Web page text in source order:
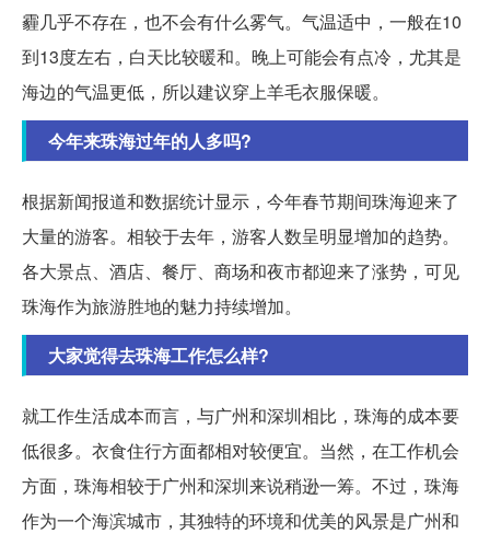
霾几乎不存在，也不会有什么雾气。气温适中，一般在10
到13度左右，白天比较暖和。晚上可能会有点冷，尤其是
海边的气温更低，所以建议穿上羊毛衣服保暖。
今年来珠海过年的人多吗?
根据新闻报道和数据统计显示，今年春节期间珠海迎来了
大量的游客。相较于去年，游客人数呈明显增加的趋势。
各大景点、酒店、餐厅、商场和夜市都迎来了涨势，可见
珠海作为旅游胜地的魅力持续增加。
大家觉得去珠海工作怎么样?
就工作生活成本而言，与广州和深圳相比，珠海的成本要
低很多。衣食住行方面都相对较便宜。当然，在工作机会
方面，珠海相较于广州和深圳来说稍逊一筹。不过，珠海
作为一个海滨城市，其独特的环境和优美的风景是广州和